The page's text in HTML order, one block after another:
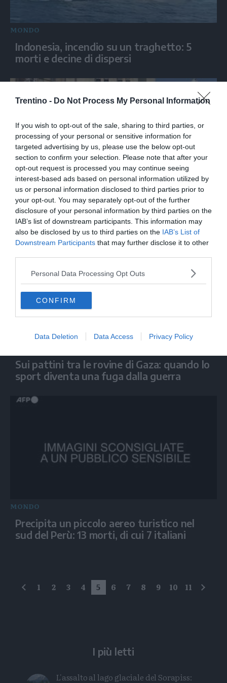
Trentino - Do Not Process My Personal Information
If you wish to opt-out of the sale, sharing to third parties, or
processing of your personal or sensitive information for
targeted advertising by us, please use the below opt-out
section to confirm your selection. Please note that after your
opt-out request is processed you may continue seeing
interest-based ads based on personal information utilized by
us or personal information disclosed to third parties prior to
your opt-out. You may separately opt-out of the further
disclosure of your personal information by third parties on the
IAB’s list of downstream participants. This information may
also be disclosed by us to third parties on the IAB’s List of
Downstream Participants that may further disclose it to other
Personal Data Processing Opt Outs
CONFIRM
Data Deletion Data Access Privacy Policy
MONDO
Indonesia, incendio su un traghetto: 5
morti e decine di dispersi
MONDO
Russia, bomba esplode davanti ad un
locale: 3 morti e 21 feriti
Sui pattini tra le rovine di Gaza: quando lo
sport diventa una fuga dalla guerra
MONDO
Precipita un piccolo aereo turistico nel
sud del Perù: 13 morti, di cui 7 italiani
precedente
1 2 3 4 5 6 7 8 9 10 11
I più letti
L'assalto al lago glaciale del Sorapiss: